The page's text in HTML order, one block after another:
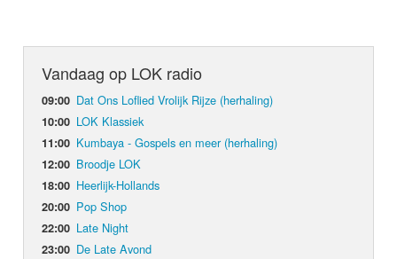
Vandaag op LOK radio
09:00 Dat Ons Loflied Vrolijk Rijze (herhaling)
10:00 LOK Klassiek
11:00 Kumbaya - Gospels en meer (herhaling)
12:00 Broodje LOK
18:00 Heerlijk-Hollands
20:00 Pop Shop
22:00 Late Night
23:00 De Late Avond